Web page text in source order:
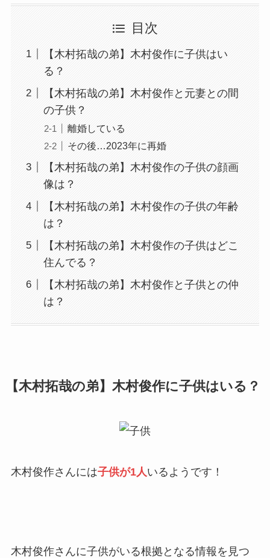
目次
【木村拓哉の弟】木村俊作に子供はい
る？
【木村拓哉の弟】木村俊作と元妻との間
の子供？
離婚している
その後…2023年に再婚
【木村拓哉の弟】木村俊作の子供の顔画
像は？
【木村拓哉の弟】木村俊作の子供の年齢
は？
【木村拓哉の弟】木村俊作の子供はどこ
住んでる？
【木村拓哉の弟】木村俊作と子供との仲
は？
【木村拓哉の弟】木村俊作に子供はいる？
木村俊作さんには子供が1人 いるようです！
木村俊作さんに子供がいる根拠となる情報を見つ